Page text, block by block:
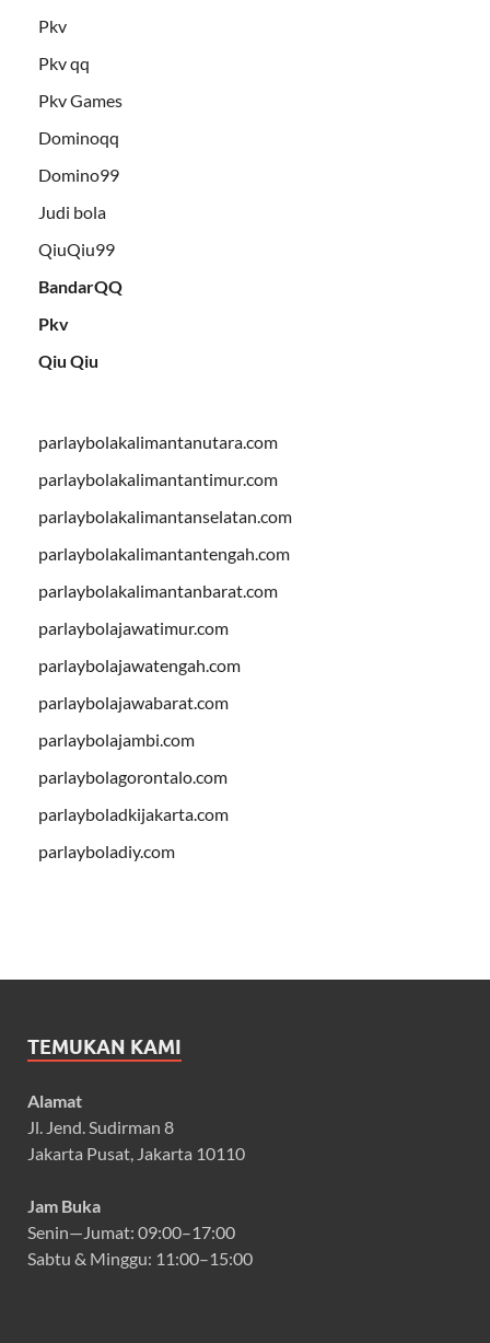
Pkv
Pkv qq
Pkv Games
Dominoqq
Domino99
Judi bola
QiuQiu99
BandarQQ
Pkv
Qiu Qiu
parlaybolakalimantanutara.com
parlaybolakalimantantimur.com
parlaybolakalimantanselatan.com
parlaybolakalimantantengah.com
parlaybolakalimantanbarat.com
parlaybolajawatimur.com
parlaybolajawatengah.com
parlaybolajawabarat.com
parlaybolajambi.com
parlaybolagorontalo.com
parlayboladkijakarta.com
parlayboladiy.com
TEMUKAN KAMI
Alamat
Jl. Jend. Sudirman 8
Jakarta Pusat, Jakarta 10110
Jam Buka
Senin—Jumat: 09:00–17:00
Sabtu & Minggu: 11:00–15:00